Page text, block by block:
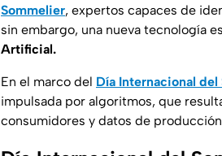
Sommelier, expertos capaces de
sin embargo, una nueva tecnología
Artificial.
En el marco del Día Internacional
impulsada por algoritmos, que
consumidores y datos de